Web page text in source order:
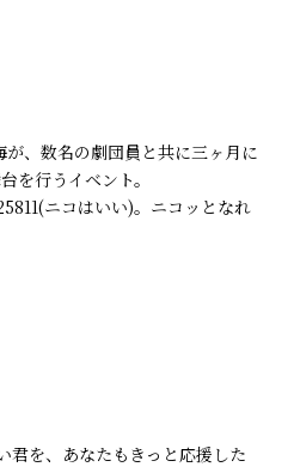
、数名の劇団員と共に三ヶ月に
を行うイベント。
ニコはいい)。ニコッとなれ
君を、あなたもきっと応援した